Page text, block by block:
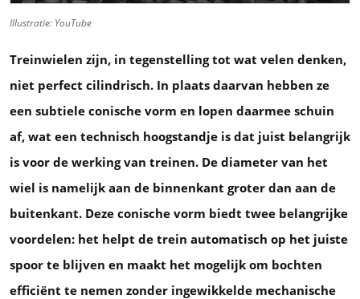
Illustratie: YouTube
Treinwielen zijn, in tegenstelling tot wat velen denken,
niet perfect cilindrisch. In plaats daarvan hebben ze
een subtiele conische vorm en lopen daarmee schuin
af, wat een technisch hoogstandje is dat juist belangrijk
is voor de werking van treinen. De diameter van het
wiel is namelijk aan de binnenkant groter dan aan de
buitenkant. Deze conische vorm biedt twee belangrijke
voordelen: het helpt de trein automatisch op het juiste
spoor te blijven en maakt het mogelijk om bochten
efficiënt te nemen zonder ingewikkelde mechanische